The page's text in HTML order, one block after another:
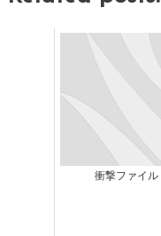
衝撃ファイル